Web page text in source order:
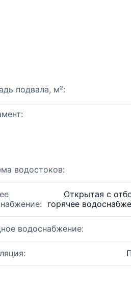
подвала, м²:
водостоков:
Открытая с
горячее
водоснабжение: